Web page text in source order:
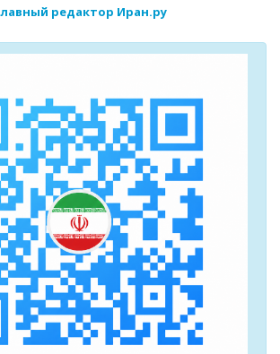
редактор Иран.ру